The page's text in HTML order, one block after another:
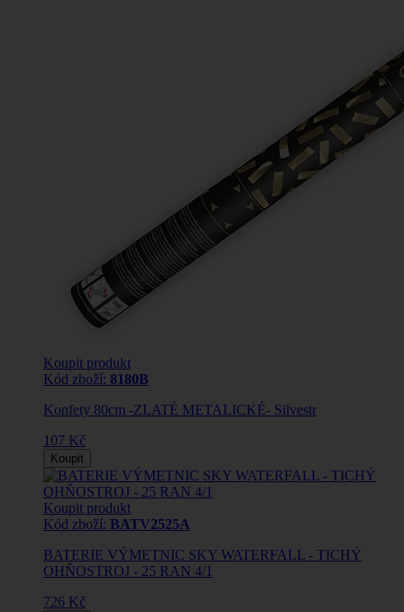
Koupit produkt
Kód zboží: 8180B
Konfety 80cm -ZLATÉ METALICKÉ- Silvestr
107 Kč
Koupit
Koupit produkt
Kód zboží: BATV2525A
BATERIE VÝMETNIC SKY WATERFALL - TICHÝ
OHŇOSTROJ - 25 RAN 4/1
726 Kč